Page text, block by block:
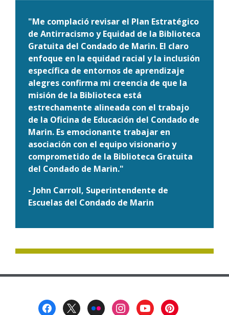
"Me complació revisar el Plan Estratégico
de Antirracismo y Equidad de la Biblioteca
Gratuita del Condado de Marin. El claro
enfoque en la equidad racial y la inclusión
específica de entornos de aprendizaje
alegres confirma mi creencia de que la
misión de la Biblioteca está
estrechamente alineada con el trabajo
de la Oficina de Educación del Condado de
Marin. Es emocionante trabajar en
asociación con el equipo visionario y
comprometido de la Biblioteca Gratuita
del Condado de Marin."
- John Carroll, Superintendente de
Escuelas del Condado de Marin